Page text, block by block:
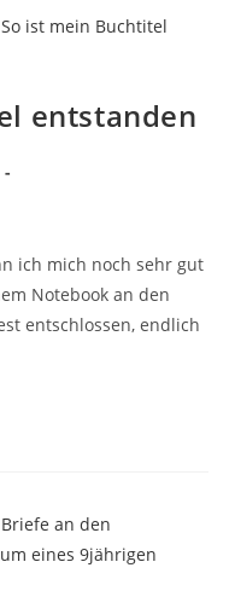
entstanden
ich mich noch sehr gut
Notebook an den
entschlossen, endlich